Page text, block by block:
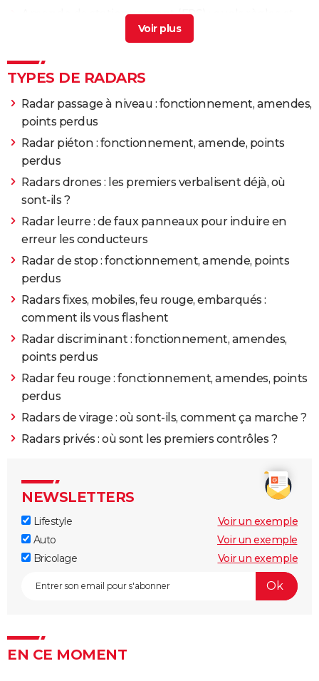
Amende de stationnement (FPS) : quels règles et
> Accueil - Amendes
Radar tronçon : fonctionnement, amendes, points
TYPES DE RADARS
Radar passage à niveau : fonctionnement, amendes,
points perdus
Radar piéton : fonctionnement, amende, points
perdus
Radars drones : les premiers verbalisent déjà, où
sont-ils ?
Radar leurre : de faux panneaux pour induire en
erreur les conducteurs
Radar de stop : fonctionnement, amende, points
perdus
Radars fixes, mobiles, feu rouge, embarqués :
comment ils vous flashent
Radar discriminant : fonctionnement, amendes,
points perdus
Radar feu rouge : fonctionnement, amendes, points
perdus
Radars de virage : où sont-ils, comment ça marche ?
Radars privés : où sont les premiers contrôles ?
NEWSLETTERS
Lifestyle
Voir un exemple
Auto
Voir un exemple
Bricolage
Voir un exemple
EN CE MOMENT